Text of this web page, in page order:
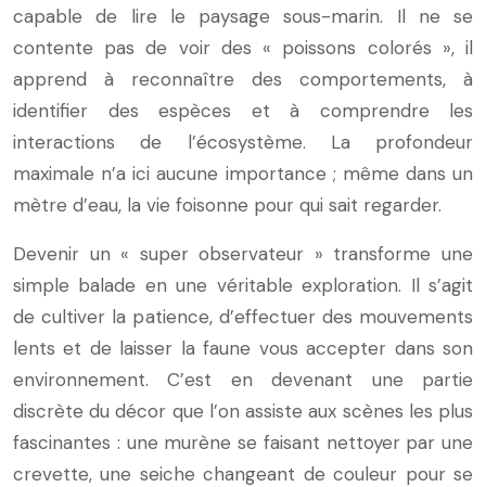
capable de lire le paysage sous-marin. Il ne se
contente pas de voir des « poissons colorés », il
apprend à reconnaître des comportements, à
identifier des espèces et à comprendre les
interactions de l’écosystème. La profondeur
maximale n’a ici aucune importance ; même dans un
mètre d’eau, la vie foisonne pour qui sait regarder.
Devenir un « super observateur » transforme une
simple balade en une véritable exploration. Il s’agit
de cultiver la patience, d’effectuer des mouvements
lents et de laisser la faune vous accepter dans son
environnement. C’est en devenant une partie
discrète du décor que l’on assiste aux scènes les plus
fascinantes : une murène se faisant nettoyer par une
crevette, une seiche changeant de couleur pour se